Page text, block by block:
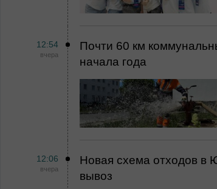
12:54
вчера
Почти 60 км
начала года
12:06
вчера
Новая схема отходов в
вывоз